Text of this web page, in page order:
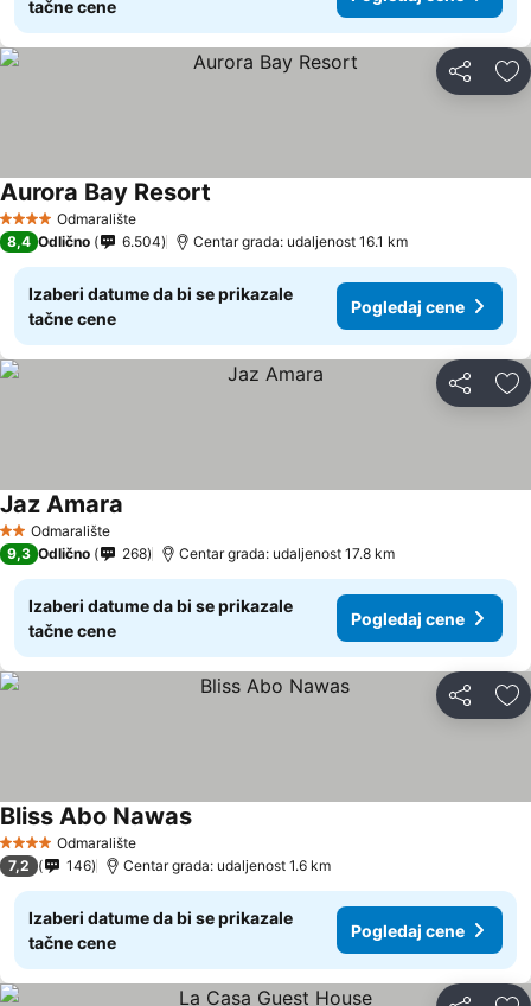
tačne cene
Deli
4 ZvezdiceOdmaralište
Aurora Bay Resort
8,4 Odlično 6.504 Centar grada: udaljenost 16.1 km
Izaberi datume da bi se prikazale
tačne cene
Pogledaj cene
Deli
2 Zvezdice
Odmaralište
Jaz Amara
9,3 Odlično 268 Centar grada: udaljenost 17.8 km
Izaberi datume da bi se prikazale
tačne cene
Pogledaj cene
Deli
4 ZvezdiceOdmaralište
Bliss Abo Nawas
7,2 146 Centar grada: udaljenost 1.6 km
Izaberi datume da bi se prikazale
tačne cene
Pogledaj cene